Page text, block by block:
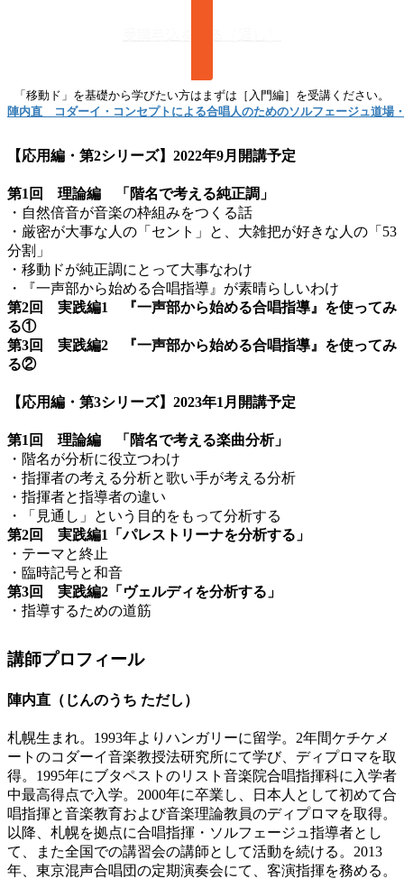
陣内直　コダーイ・コンセプトによる合唱人のためのソルフェージュ道場
【応用編・第2シリーズ】2022年9月開講予定
第1回 理論編 「階名で考える純正調」
・自然倍音が音楽の枠組みをつくる話
・厳密が大事な人の「セント」と、大雑把が好きな人の「53
分割」
・移動ドが純正調にとって大事なわけ
・『一声部から始める合唱指導』が素晴らしいわけ
第2回 実践編1 『一声部から始める合唱指導』を使ってみ
る①
第3回 実践編2 『一声部から始める合唱指導』を使ってみ
る②
【応用編・第3シリーズ】2023年1月開講予定
第1回 理論編 「階名で考える楽曲分析」
・階名が分析に役立つわけ
・指揮者の考える分析と歌い手が考える分析
・指揮者と指導者の違い
・「見通し」という目的をもって分析する
第2回 実践編1「パレストリーナを分析する」
・テーマと終止
・臨時記号と和音
第3回 実践編2「ヴェルディを分析する」
・指導するための道筋
講師プロフィール
陣内直（じんのうち ただし）
札幌生まれ。1993年よりハンガリーに留学。2年間ケチケメ
ートのコダーイ音楽教授法研究所にて学び、ディプロマを取
得。1995年にブタペストのリスト音楽院合唱指揮科に入学者
中最高得点で入学。2000年に卒業し、日本人として初めて合
唱指揮と音楽教育および音楽理論教員のディプロマを取得。
以降、札幌を拠点に合唱指揮・ソルフェージュ指導者とし
て、また全国での講習会の講師として活動を続ける。2013
年、東京混声合唱団の定期演奏会にて、客演指揮を務める。